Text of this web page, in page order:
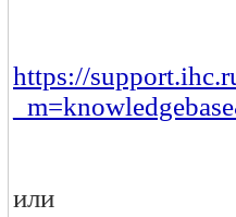
https://
или